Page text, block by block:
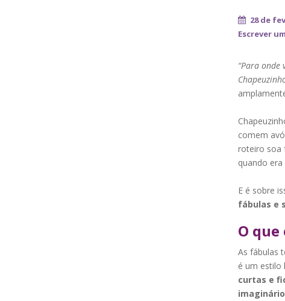
28 de
Escrever
“Para onde
comem
roteiro soa
quando era
E é sobre
fábulas e
O
As fábulas
é um estilo
curtas e